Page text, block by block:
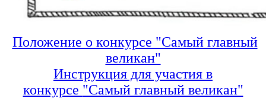
Положение о конкурсе "Самый главный
великан"
Инструкция для участия в
конкурсе "Самый главный великан"